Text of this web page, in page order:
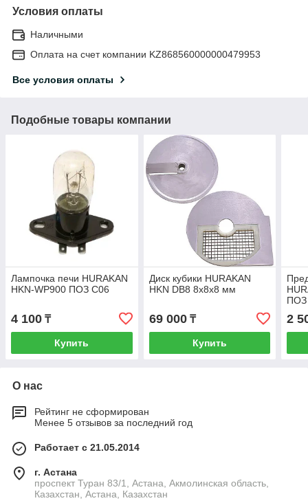
Условия оплаты
Наличными
Оплата на счет компании KZ868560000000479953
Все условия оплаты
Подобные товары компании
Лампочка печи HURAKAN
HKN-WP900 ПОЗ C06
4 100 ₸
Купить
Диск кубики HURAKAN
HKN DB8 8x8x8 мм
69 000₸
Купить
ПОЗ
2
О нас
Рейтинг не сформирован
Менее 5 отзывов за последний год
Работает с 21.05.2014
г. Астана
проспект Туран 83/1, Астана, Акмолинская область,
Казахстан, Астана, Казахстан